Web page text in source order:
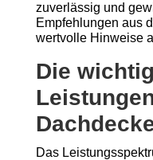
zuverlässig und
Empfehlungen aus
wertvolle Hinweise
Die
Das